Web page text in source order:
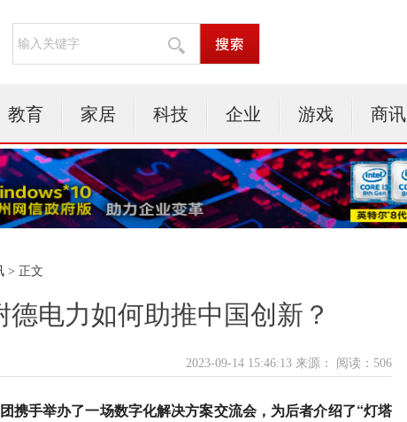
教育 家居 科技 企业 游戏 商讯
> 正文
电力如何助推中国创新？
2023-09-14 15:46:13 来源： 阅读：506
携手举办了一场数字化解决方案交流会，为后者介绍了“灯塔